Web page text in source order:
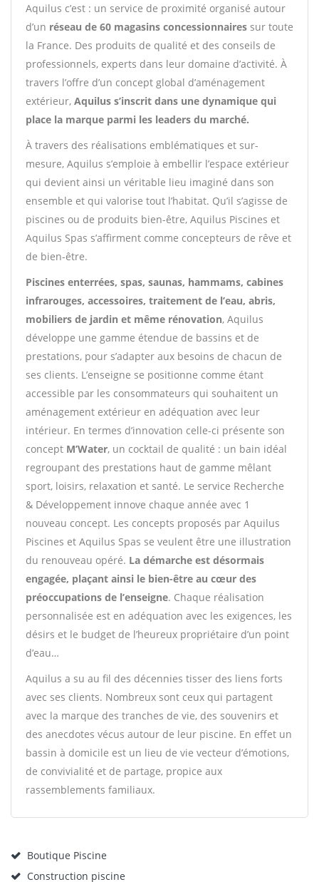
Aquilus c’est : un service de proximité organisé autour
d’un réseau de 60 magasins concessionnaires sur toute
la France. Des produits de qualité et des conseils de
professionnels, experts dans leur domaine d’activité. À
travers l’offre d’un concept global d’aménagement
extérieur, Aquilus s’inscrit dans une dynamique qui
place la marque parmi les leaders du marché.
À travers des réalisations emblématiques et sur-
mesure, Aquilus s’emploie à embellir l’espace extérieur
qui devient ainsi un véritable lieu imaginé dans son
ensemble et qui valorise tout l’habitat. Qu’il s’agisse de
piscines ou de produits bien-être, Aquilus Piscines et
Aquilus Spas s’affirment comme concepteurs de rêve et
de bien-être.
Piscines enterrées, spas, saunas, hammams, cabines
infrarouges, accessoires, traitement de l’eau, abris,
mobiliers de jardin et même rénovation, Aquilus
développe une gamme étendue de bassins et de
prestations, pour s’adapter aux besoins de chacun de
ses clients. L’enseigne se positionne comme étant
accessible par les consommateurs qui souhaitent un
aménagement extérieur en adéquation avec leur
intérieur. En termes d’innovation celle-ci présente son
concept M’Water, un cocktail de qualité : un bain idéal
regroupant des prestations haut de gamme mêlant
sport, loisirs, relaxation et santé. Le service Recherche
& Développement innove chaque année avec 1
nouveau concept. Les concepts proposés par Aquilus
Piscines et Aquilus Spas se veulent être une illustration
du renouveau opéré. La démarche est désormais
engagée, plaçant ainsi le bien-être au cœur des
préoccupations de l’enseigne. Chaque réalisation
personnalisée est en adéquation avec les exigences, les
désirs et le budget de l’heureux propriétaire d’un point
d’eau…
Aquilus a su au fil des décennies tisser des liens forts
avec ses clients. Nombreux sont ceux qui partagent
avec la marque des tranches de vie, des souvenirs et
des anecdotes vécus autour de leur piscine. En effet un
bassin à domicile est un lieu de vie vecteur d’émotions,
de convivialité et de partage, propice aux
rassemblements familiaux.
Boutique Piscine
Construction piscine